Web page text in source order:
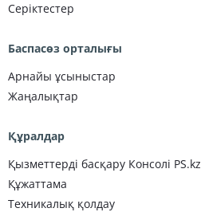
Серіктестер
Баспасөз орталығы
Арнайы ұсыныстар
Жаңалықтар
Құралдар
Қызметтерді басқару Консолі PS.kz
Құжаттама
Техникалық қолдау